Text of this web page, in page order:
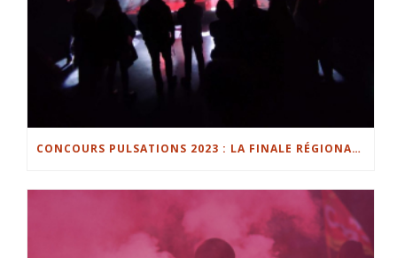
CONCOURS PULSATIONS 2023 : LA FINALE RÉGIONALE DU CONCOURS DE MUSIQUE CROUS EN LIVE